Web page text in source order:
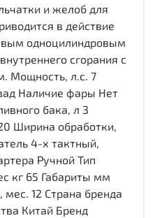
и желоб для
в действие
одноцилиндровым
сгорания с
Мощность, л.с. 7
Наличие фары Нет
бака, л 3
Ширина обработки,
4-х тактный,
Ручной Тип
кг 65 Габариты мм
12 Страна бренда
Китай Бренд